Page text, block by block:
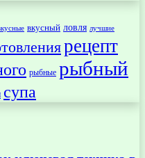
вкусный ловля лучшие
рецепт
рыбные рыбный
супа